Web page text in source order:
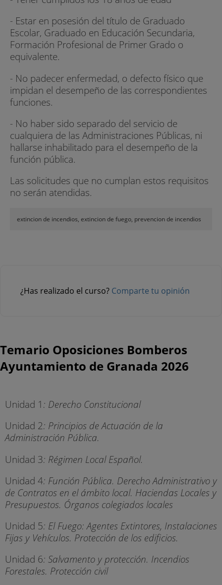
- Estar en posesión del título de Graduado
Escolar, Graduado en Educación Secundaria,
Formación Profesional de Primer Grado o
equivalente.
- No padecer enfermedad, o defecto físico que
impidan el desempeño de las correspondientes
funciones.
- No haber sido separado del servicio de
cualquiera de las Administraciones Públicas, ni
hallarse inhabilitado para el desempeño de la
función pública.
Las solicitudes que no cumplan estos requisitos
no serán atendidas.
extincion de incendios, extincion de fuego, prevencion de incendios
¿Has realizado el curso? Comparte tu opinión
Temario Oposiciones Bomberos
Ayuntamiento de Granada 2026
Unidad 1: Derecho Constitucional
Unidad 2: Principios de Actuación de la
Administración Pública.
Unidad 3: Régimen Local Español.
Unidad 4: Función Pública. Derecho Administrativo y
de Contratos en el ámbito local. Haciendas Locales y
Presupuestos. Órganos colegiados locales
Unidad 5: El Fuego: Agentes Extintores, Instalaciones
Fijas y Vehículos. Protección de los edificios.
Unidad 6: Salvamento y protección. Incendios
Forestales. Protección civil